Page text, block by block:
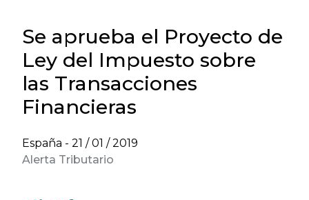
Se aprueba el Proyecto de
Ley del Impuesto sobre
las Transacciones
Financieras
España - 21 / 01 / 2019
Alerta Tributario